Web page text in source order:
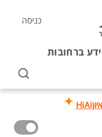
כניסה
ברחובות
HiAi